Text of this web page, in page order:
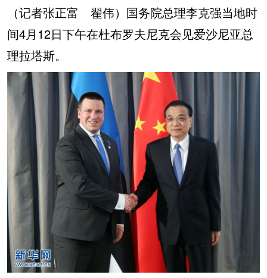
（记者张正富 翟伟）国务院总理李克强当地时
间4月12日下午在杜布罗夫尼克会见爱沙尼亚总
理拉塔斯。